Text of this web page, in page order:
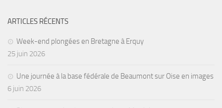
AUDIOVISUEL
Photo
Vidéo
NAGE
ARTICLES RÉCENTS
Week-end plongées en Bretagne à Erquy
25 juin 2026
Une journée à la base fédérale de Beaumont sur Oise en images
6 juin 2026